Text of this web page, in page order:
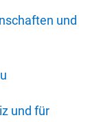
und
und für